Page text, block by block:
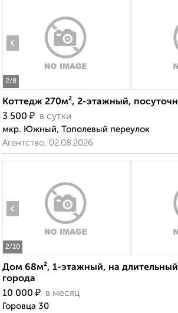
2/8
‹
Коттедж 270м², 2-этажный,
3 500 ₽ в сутки
мкр. Южный, Тополевый переулок
Агентство, 02.08.2026
2/10
‹
Дом 68м², 1-этажный, на длительный
города
10 000 ₽ в месяц
Горовца 30